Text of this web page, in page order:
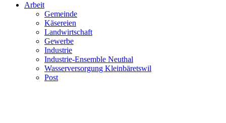
Arbeit
Gemeinde
Käsereien
Landwirtschaft
Gewerbe
Industrie
Industrie-Ensemble Neuthal
Wasserversorgung Kleinbäretswil
Post